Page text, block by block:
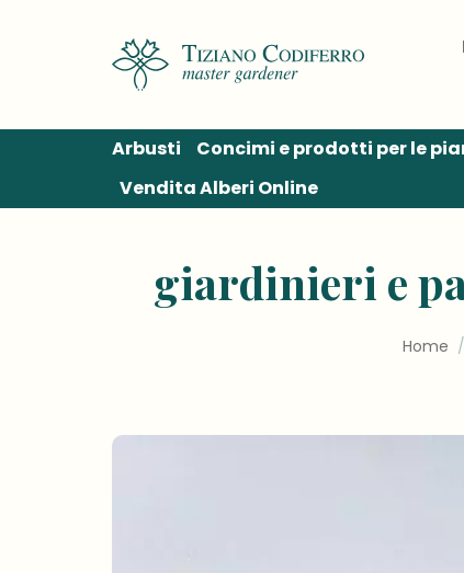
Arbusti Concimi e prodotti per le
Vendita Alberi Online
giardinieri e
Home /